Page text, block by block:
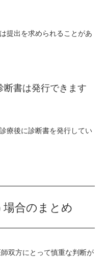
提出を求められることがあ
断書は発行できます
療後に診断書を発行してい
合のまとめ
双方にとって慎重な判断が